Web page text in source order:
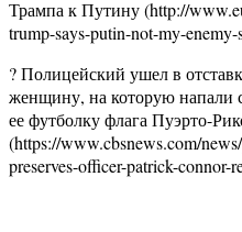
Трампа к Путину (http://
trump-says-putin-not-my-enemy-
? Полицейский ушел в
женщину, на которую напали
ее футболку флага Пуэрто-
(https://www.cbsnews.com/
preserves-officer-patrick-connor-